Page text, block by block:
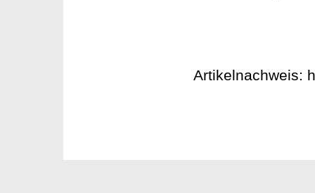
Artikelnachweis: